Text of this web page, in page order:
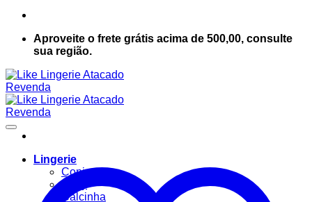
Aproveite o frete grátis acima de 500,00, consulte
sua região.
Lingerie
Conjuntos
Body
Calcinha